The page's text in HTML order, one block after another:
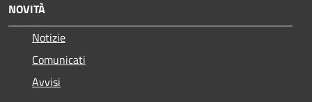
NOVITÀ
Notizie
Comunicati
Avvisi